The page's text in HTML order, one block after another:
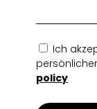
Ich
policy